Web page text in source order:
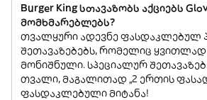
Burger King სთავაზობს აქციებს
მომხმარებლებს?
თვალყური ადევნე ფასდაკლებულ
შეთავაზებებს, რომელიც ყვითლად
მონიშნული. სპეციალურ
თვალი, მაგალითად „2 ერთის
ფასდაკლებული მიტანა!